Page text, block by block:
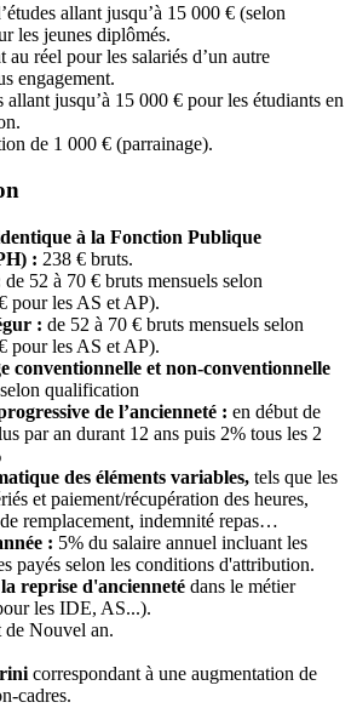
allant jusqu’à 15 000 € (selon
les jeunes diplômés.
au réel pour les salariés d’un autre
engagement.
allant jusqu’à 15 000 € pour les étudiants en
de 1 000 € (parrainage).
à la Fonction Publique
: 238 € bruts.
de 52 à 70 € bruts mensuels selon
pour les AS et AP).
: de 52 à 70 € bruts mensuels selon
pour les AS et AP).
conventionnelle et non-conventionnelle
qualification
de l’ancienneté : en début de
par an durant 12 ans puis 2% tous les 2
des éléments variables, tels que les
et paiement/récupération des heures,
remplacement, indemnité repas…
: 5% du salaire annuel incluant les
payés selon les conditions d'attribution.
reprise d'ancienneté dans le métier
les IDE, AS...).
de Nouvel an.
correspondant à une augmentation de
cadres.